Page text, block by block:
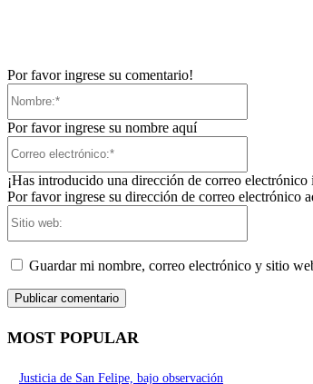
Por favor ingrese su comentario!
Por favor ingrese su nombre aquí
¡Has introducido una dirección de correo electrónico
Por favor ingrese su dirección de correo electrónico
Guardar mi nombre, correo electrónico y sitio
MOST POPULAR
Justicia de San Felipe, bajo observación